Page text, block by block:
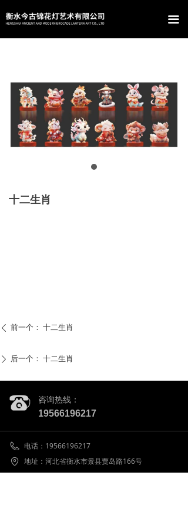
끀
首页
关于我们
案例展示
新闻资讯
联系我们
十二生肖
ꄴ 前一个： 十二生肖
ꄲ 后一个： 十二生肖
电话： 19566196217
地址： 河北省衡水市景县贾岛路166号
咨询热线：
19566196217